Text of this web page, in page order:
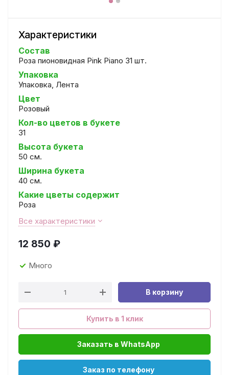
Характеристики
Состав
Роза пионовидная Pink Piano 31 шт.
Упаковка
Упаковка, Лента
Цвет
Розовый
Кол-во цветов в букете
31
Высота букета
50 см.
Ширина букета
40 см.
Какие цветы содержит
Роза
Все характеристики
12 850 ₽
Много
В корзину
Купить в 1 клик
Заказать в WhatsApp
Заказ по телефону